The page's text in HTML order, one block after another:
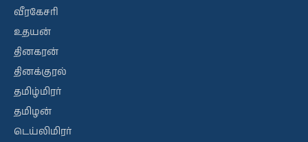
வீரகேசரி
உதயன்
தினகரன்
தினக்குரல்
தமிழ்மிரர்
தமிழன்
டெய்லிமிரர்